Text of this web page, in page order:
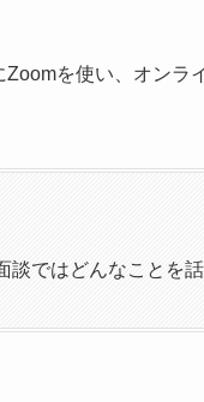
Zoomを使い、オンラ
談ではどんなことを